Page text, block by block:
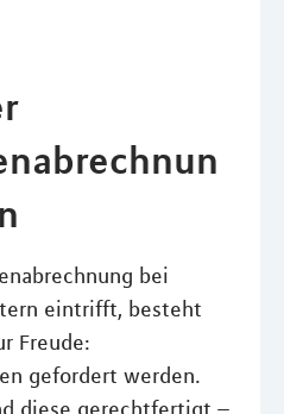
bei
eintrifft, besteht
Freude:
gefordert werden.